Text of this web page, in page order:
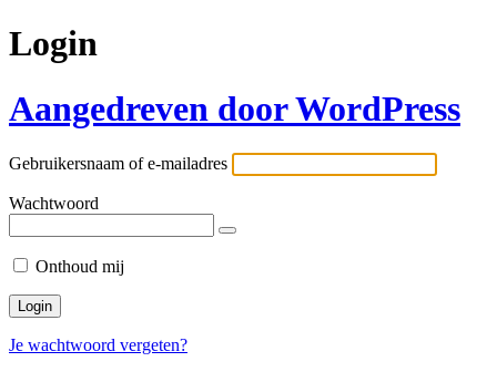
Login
Aangedreven door WordPress
Gebruikersnaam of e-mailadres
Wachtwoord
Onthoud mij
Je wachtwoord vergeten?